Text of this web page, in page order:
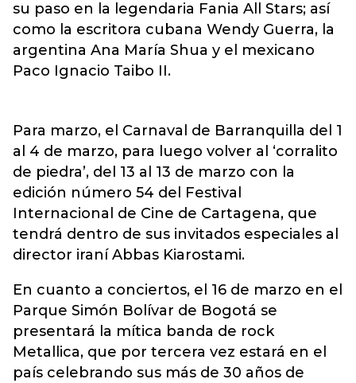
su paso en la legendaria Fania All Stars; así
como la escritora cubana Wendy Guerra, la
argentina Ana María Shua y el mexicano
Paco Ignacio Taibo II.
Para marzo, el Carnaval de Barranquilla del 1
al 4 de marzo, para luego volver al ‘corralito
de piedra’, del 13 al 13 de marzo con la
edición número 54 del Festival
Internacional de Cine de Cartagena, que
tendrá dentro de sus invitados especiales al
director iraní Abbas Kiarostami.
En cuanto a conciertos, el 16 de marzo en el
Parque Simón Bolívar de Bogotá se
presentará la mítica banda de rock
Metallica, que por tercera vez estará en el
país celebrando sus más de 30 años de